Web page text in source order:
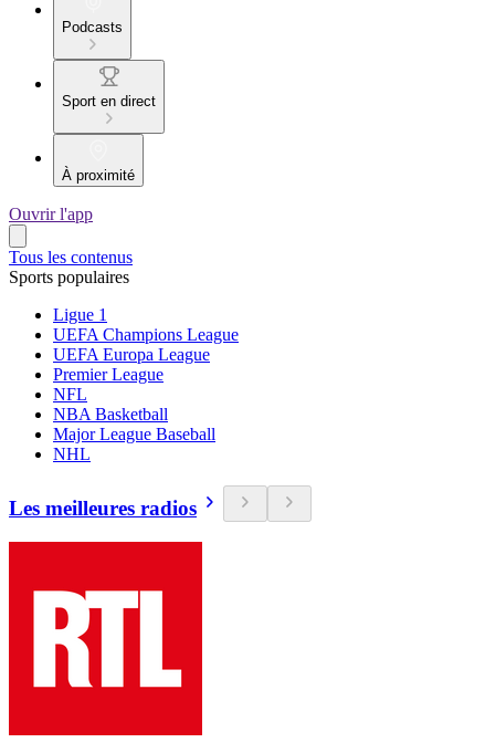
Podcasts
Sport en direct
À proximité
Ouvrir l'app
Tous les contenus
Sports populaires
Ligue 1
UEFA Champions League
UEFA Europa League
Premier League
NFL
NBA Basketball
Major League Baseball
NHL
Les meilleures radios